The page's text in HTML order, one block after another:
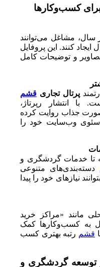
کسب‌وکارها
تومان در سال، مشاغل می‌توانند
کنند. این پروفایل
و توضیحات کامل
پرتال تجاری قشم
با انتشار رپرتاژ،
جذاب روایت کرده
سئوی وب‌سایت خود را
تا خدمات گردشگری و
دسته‌بندی‌های متنوعی
نیازهای خود را پیدا
مانند «مراکز خرید
به کسب‌وکارها کمک
قشم رتبه بهتری کسب
توسعه گردشگری و